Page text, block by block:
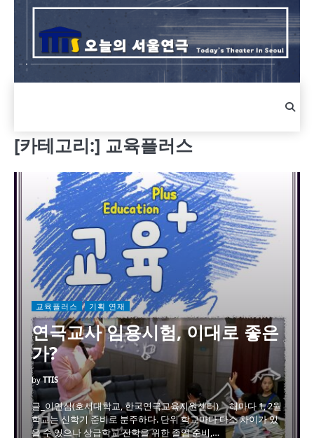
Skip
content
[카테고리:] 교육플러스
교육플러스 기획 연재
연극교사 임용시험, 이대로 좋은
가?
byTTIS
글_이연심(호서대학교, 한국연극교육지원센터) 해마다 1, 2월
학교는 신학기 준비로 분주하다. 단위 학교마다 다소 차이가 있
을 수 있으나 상급학교 진학을 위한 졸업 준비,…